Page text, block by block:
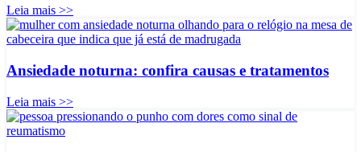
Leia mais >>
Ansiedade noturna: confira causas e tratamentos
Leia mais >>